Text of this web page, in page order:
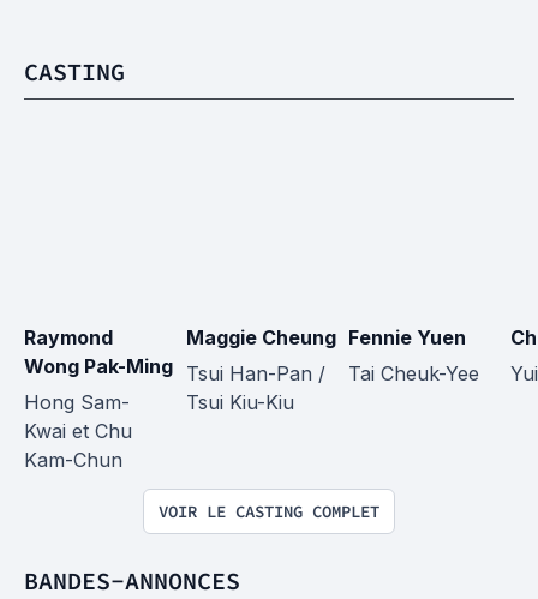
CASTING
Raymond
Wong Pak-Ming
Hong Sam-
Kwai et Chu
Kam-Chun
Maggie Cheung
Tsui Han-Pan /
Tsui Kiu-Kiu
Fennie Yuen
Tai Cheuk-Yee
VOIR LE CASTING COMPLET
BANDES-ANNONCES